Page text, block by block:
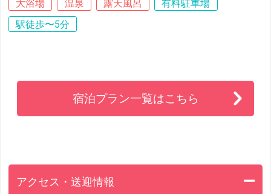
大浴場 温泉 露天風呂
有料駐車場
駅徒歩〜5分
宿泊プラン一覧はこちら
アクセス・送迎情報